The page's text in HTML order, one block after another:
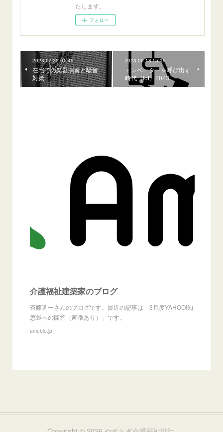
たします。
フォロー
2023.07.25 01:45
在宅での楽器演奏と騒音
対策
2023.06.18 15:15
エレベーターを呼び出す
時代（Iot）2023
介護福祉建築家のブログ
斉藤進一さんのブログです。最近の記事は「3月度YAHOO!知
恵袋への回答（画像あり）」です。
ameblo.jp